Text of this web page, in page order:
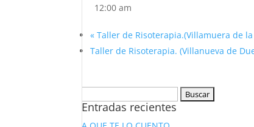
12:00 am
« Taller de Risoterapia.(Villamuera de la
Taller de Risoterapia. (Villanueva de
Entradas recientes